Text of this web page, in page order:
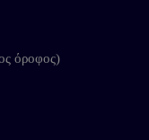
όροφος)